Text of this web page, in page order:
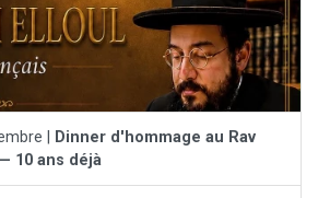
|
Dinner d'hommage au Rav
10 ans déjà